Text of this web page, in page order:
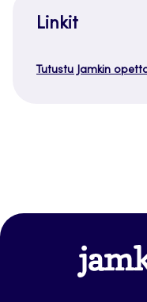
Linkit
Tutustu Jamkin
www.jamk.fi